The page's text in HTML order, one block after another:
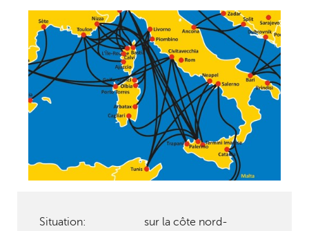
Situation: sur la côte nord-